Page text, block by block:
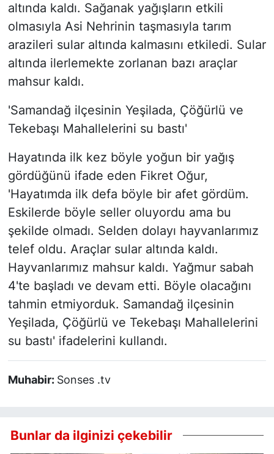
altında kaldı. Sağanak yağışların etkili
olmasıyla Asi Nehrinin taşmasıyla tarım
arazileri sular altında kalmasını etkiledi. Sular
altında ilerlemekte zorlanan bazı araçlar
mahsur kaldı.
'Samandağ ilçesinin Yeşilada, Çöğürlü ve
Tekebaşı Mahallelerini su bastı'
Hayatında ilk kez böyle yoğun bir yağış
gördüğünü ifade eden Fikret Oğur,
'Hayatımda ilk defa böyle bir afet gördüm.
Eskilerde böyle seller oluyordu ama bu
şekilde olmadı. Selden dolayı hayvanlarımız
telef oldu. Araçlar sular altında kaldı.
Hayvanlarımız mahsur kaldı. Yağmur sabah
4'te başladı ve devam etti. Böyle olacağını
tahmin etmiyorduk. Samandağ ilçesinin
Yeşilada, Çöğürlü ve Tekebaşı Mahallelerini
su bastı' ifadelerini kullandı.
Muhabir: Sonses .tv
Bunlar da ilginizi çekebilir